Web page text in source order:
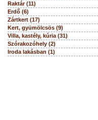
Raktár (11)
Erdő (6)
Zártkert (17)
Kert, gyümölcsös (9)
Villa, kastély, kúria (31)
Szórakozóhely (2)
Iroda lakásban (1)